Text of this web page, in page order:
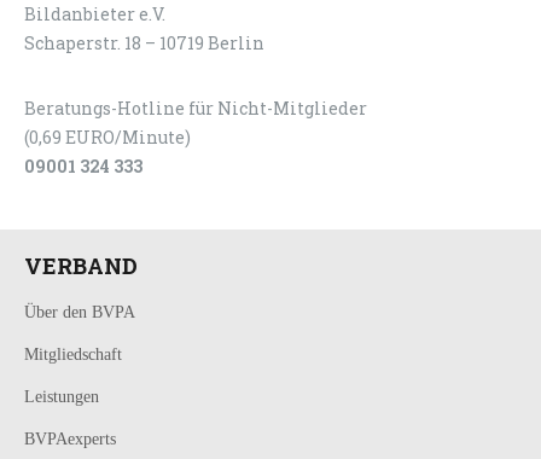
Bildanbieter e.V.
Schaperstr. 18 – 10719 Berlin
Beratungs-Hotline für Nicht-Mitglieder
(0,69 EURO/Minute)
09001 324 333
VERBAND
Über den BVPA
Mitgliedschaft
Leistungen
BVPAexperts